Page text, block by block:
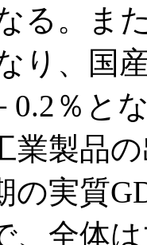
る。ま
り、国
0.2％と
製品
の実質
、全体